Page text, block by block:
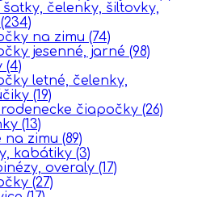
čelenky, šiltovky,
(234)
na zimu (74)
jesenné, jarné (98)
(4)
letné, čelenky,
(19)
čiapočky (26)
(13)
na zimu (89)
kabátiky (3)
overaly (17)
(27)